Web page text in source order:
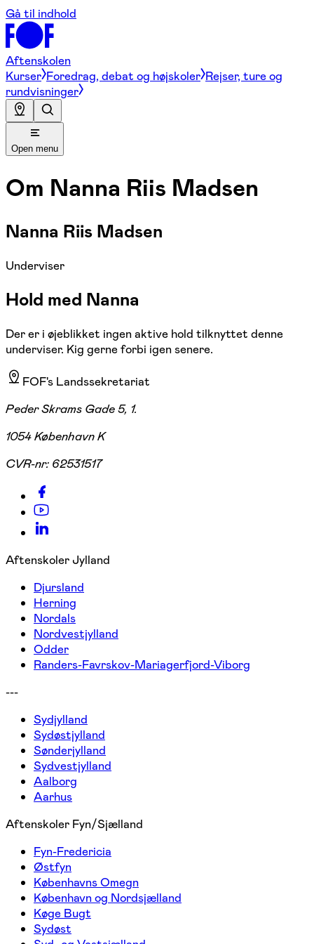
Gå til indhold
Aftenskolen
Kurser Foredrag, debat og højskoler Rejser, ture og
rundvisninger
Open menu
Om Nanna Riis Madsen
Nanna Riis Madsen
Underviser
Hold med Nanna
Der er i øjeblikket ingen aktive hold tilknyttet denne
underviser. Kig gerne forbi igen senere.
FOF's Landssekretariat
Peder Skrams Gade 5, 1.
1054 København K
CVR-nr: 62531517
Aftenskoler Jylland
Djursland
Herning
Nordals
Nordvestjylland
Odder
Randers-Favrskov-Mariagerfjord-Viborg
---
Sydjylland
Sydøstjylland
Sønderjylland
Sydvestjylland
Aalborg
Aarhus
Aftenskoler Fyn/Sjælland
Fyn-Fredericia
Østfyn
Københavns Omegn
København og Nordsjælland
Køge Bugt
Sydøst